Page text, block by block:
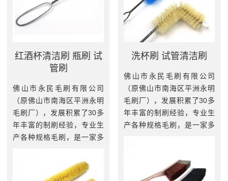
查看更多 查看更多
红酒杯清洁刷 瓶刷 试
管刷
佛山市永民毛刷有限公司
（原佛山市南海区平洲永明
毛刷厂），发展积累了30多
年丰富的制刷经验，专业生
产各种规格毛刷，是一家多
制造基地。我厂拥有一批高
素质和精干技术熟练的员
洗杯刷 试管清洁刷
佛山市永民毛刷有限公司
（原佛山市南海区平洲永明
毛刷厂），发展积累了30多
年丰富的制刷经验，专业生
产各种规格毛刷，是一家多
素质和精干技术熟练的员
工，引进...